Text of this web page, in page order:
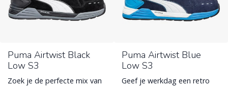
Puma Airtwist Black
Low S3
Zoek je de perfecte mix van
Puma Airtwist Blue
Low S3
Geef je werkdag een retro